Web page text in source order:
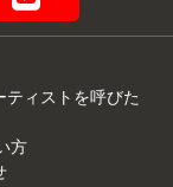
ティストを呼びた
方